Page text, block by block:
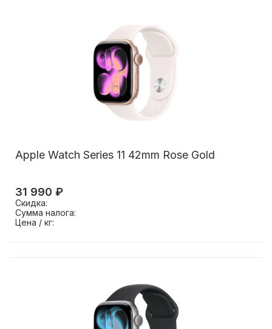
Apple Watch Series 11 42mm Rose Gold
31 990 ₽
Скидка:
Сумма налога:
Цена / кг: